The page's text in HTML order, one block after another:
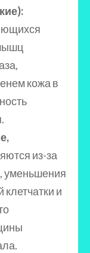
кожа в
из-за
уменьшения
и